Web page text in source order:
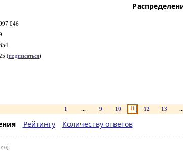
046
(подписаться)
1 ... 9 10 11 12 13
Рейтингу Количеству ответов